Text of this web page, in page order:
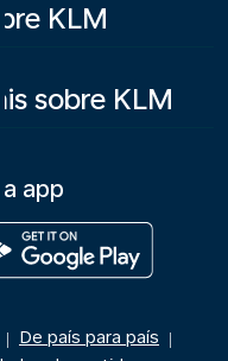
KLM
sobre KLM
app
| De país para país |